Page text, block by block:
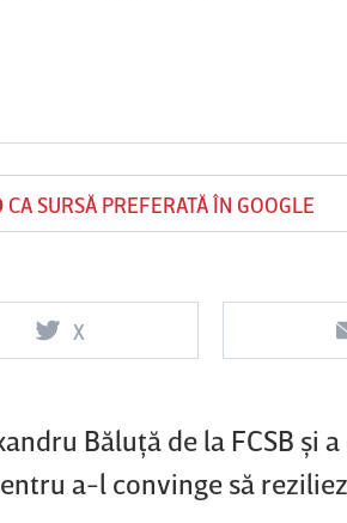
CA SURSĂ PREFERATĂ ÎN GOOGLE
X
Băluţă de la FCSB şi
a-l convinge să
UTA Arad
0
Rapid
0